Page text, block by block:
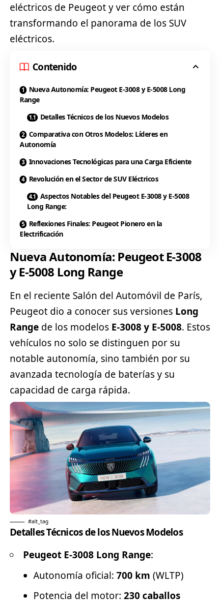
eléctricos de Peugeot y ver cómo están
transformando el panorama de los SUV
eléctricos.
Contenido
Nueva Autonomía: Peugeot E-3008 y E-5008 Long
Range
Detalles Técnicos de los Nuevos Modelos
Comparativa con Otros Modelos: Líderes en
Autonomía
Innovaciones Tecnológicas para una Carga Eficiente
Revolución en el Sector de SUV Eléctricos
Aspectos Notables del Peugeot E-3008 y E-5008
Long Range:
Reflexiones Finales: Peugeot Pionero en la
Electrificación
Nueva Autonomía: Peugeot E-3008
y E-5008 Long Range
En el reciente Salón del Automóvil de París,
Peugeot dio a conocer sus versiones Long
Range de los modelos E-3008 y E-5008. Estos
vehículos no solo se distinguen por su
notable autonomía, sino también por su
avanzada tecnología de baterías y su
capacidad de carga rápida.
#alt_tag
Detalles Técnicos de los Nuevos Modelos
Peugeot E-3008 Long Range:
Autonomía oficial: 700 km (WLTP)
Potencia del motor: 230 caballos